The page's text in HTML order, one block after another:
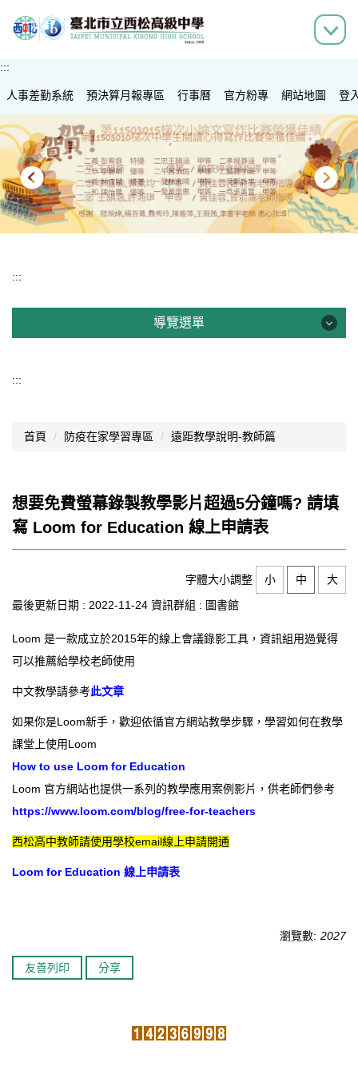
到
容
區
:::
人事差勤系統 預決算月報專區 行事曆 官方粉專 網站地圖 登
:::
導覽選單
認識西松
文件資料
行事曆
西松學習歷程檔案
臺北市111年度臺北酷課雲師資增能推廣
防疫在家學習專區
:::
首頁 防疫在家學習專區 遠距教學說明-教師篇
想要免費螢幕錄製教學影片超過5分鐘嗎? 請填
寫 Loom for Education 線上申請表
字體大小調整 小 中
大
最後更新日期 : 2022-11-24 資訊群組 : 圖書館
Loom 是一款成立於2015年的線上會議錄影工具，資訊組用過覺得
可以推薦給學校老師使用
中文教學請參考此文章
如果你是Loom新手，歡迎依循官方網站教學步驟，學習如何在教學
課堂上使用Loom
How to use Loom for Education
Loom 官方網站也提供一系列的教學應用案例影片，供老師們參考
https://www.loom.com/blog/free-for-teachers
西松高中教師請使用學校email線上申請開通
Loom for Education 線上申請表
瀏覽數: 2027
友善列印 分享